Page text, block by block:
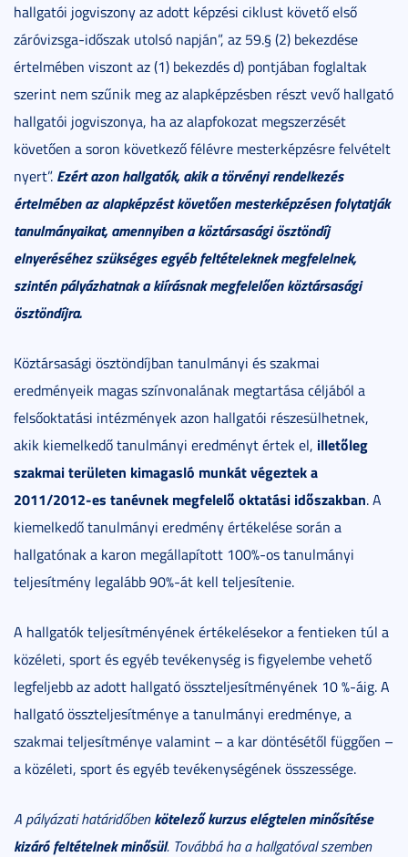
hallgatói jogviszony az adott képzési ciklust követő első
záróvizsga-időszak utolsó napján”, az 59.§ (2) bekezdése
értelmében viszont az (1) bekezdés d) pontjában foglaltak
szerint nem szűnik meg az alapképzésben részt vevő hallgató
hallgatói jogviszonya, ha az alapfokozat megszerzését
követően a soron következő félévre mesterképzésre felvételt
nyert”. Ezért azon hallgatók, akik a törvényi rendelkezés
értelmében az alapképzést követően mesterképzésen folytatják
tanulmányaikat, amennyiben a köztársasági ösztöndíj
elnyeréséhez szükséges egyéb feltételeknek megfelelnek,
szintén pályázhatnak a kiírásnak megfelelően köztársasági
ösztöndíjra.
Köztársasági ösztöndíjban tanulmányi és szakmai
eredményeik magas színvonalának megtartása céljából a
felsőoktatási intézmények azon hallgatói részesülhetnek,
akik kiemelkedő tanulmányi eredményt értek el, illetőleg
szakmai területen kimagasló munkát végeztek a
2011/2012-es tanévnek megfelelő oktatási időszakban. A
kiemelkedő tanulmányi eredmény értékelése során a
hallgatónak a karon megállapított 100%-os tanulmányi
teljesítmény legalább 90%-át kell teljesítenie.
A hallgatók teljesítményének értékelésekor a fentieken túl a
közéleti, sport és egyéb tevékenység is figyelembe vehető
legfeljebb az adott hallgató összteljesítményének 10 %-áig. A
hallgató összteljesítménye a tanulmányi eredménye, a
szakmai teljesítménye valamint – a kar döntésétől függően –
a közéleti, sport és egyéb tevékenységének összessége.
A pályázati határidőbenkötelező kurzus elégtelen minősítése
kizáró feltételnek minősül. Továbbá ha a hallgatóval szemben